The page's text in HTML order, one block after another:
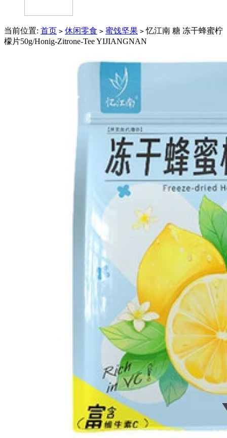
当前位置: 首页 > 休闲零食 > 蜜饯坚果 > 忆江南 糖 冻干蜂蜜柠
檬片50g/Honig-Zitrone-Tee YIJIANGNAN